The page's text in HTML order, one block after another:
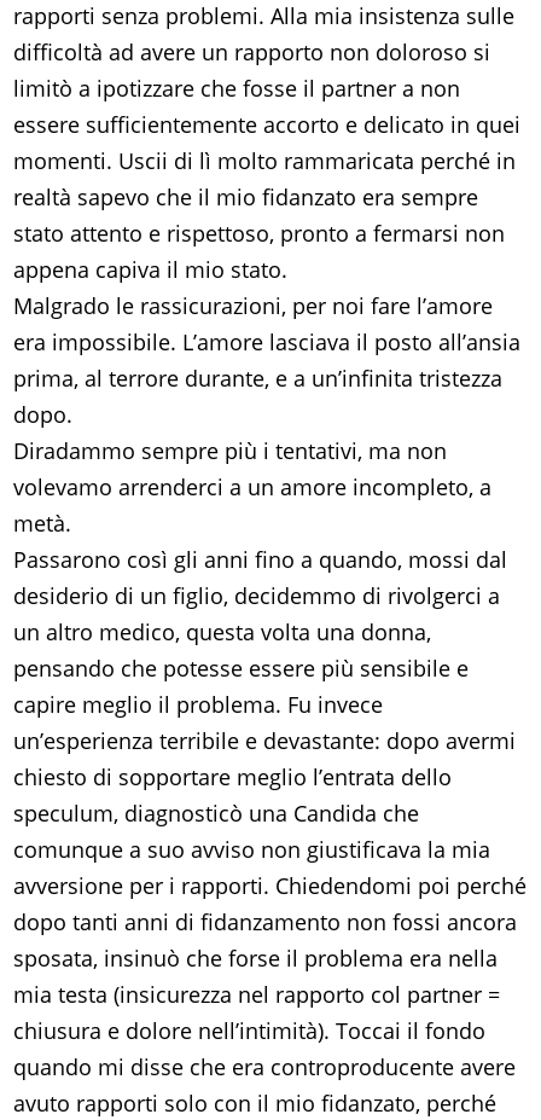
rapporti senza problemi. Alla mia insistenza sulle
difficoltà ad avere un rapporto non doloroso si
limitò a ipotizzare che fosse il partner a non
essere sufficientemente accorto e delicato in quei
momenti. Uscii di lì molto rammaricata perché in
realtà sapevo che il mio fidanzato era sempre
stato attento e rispettoso, pronto a fermarsi non
appena capiva il mio stato.
Malgrado le rassicurazioni, per noi fare l’amore
era impossibile. L’amore lasciava il posto all’ansia
prima, al terrore durante, e a un’infinita tristezza
dopo.
Diradammo sempre più i tentativi, ma non
volevamo arrenderci a un amore incompleto, a
metà.
Passarono così gli anni fino a quando, mossi dal
desiderio di un figlio, decidemmo di rivolgerci a
un altro medico, questa volta una donna,
pensando che potesse essere più sensibile e
capire meglio il problema. Fu invece
un’esperienza terribile e devastante: dopo avermi
chiesto di sopportare meglio l’entrata dello
speculum, diagnosticò una Candida che
comunque a suo avviso non giustificava la mia
avversione per i rapporti. Chiedendomi poi perché
dopo tanti anni di fidanzamento non fossi ancora
sposata, insinuò che forse il problema era nella
mia testa (insicurezza nel rapporto col partner =
chiusura e dolore nell’intimità). Toccai il fondo
quando mi disse che era controproducente avere
avuto rapporti solo con il mio fidanzato, perché